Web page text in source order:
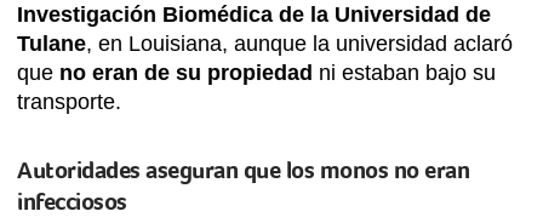
Investigación Biomédica de la Universidad de
Tulane, en Louisiana, aunque la universidad aclaró
que no eran de su propiedad ni estaban bajo su
transporte.
Autoridades aseguran que los monos no eran
infecciosos